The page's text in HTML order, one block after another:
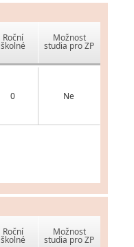
Roční
školné
Možnost
studia pro ZP
0 Ne
Roční
školné
Možnost
studia pro ZP